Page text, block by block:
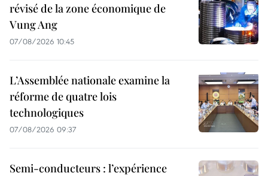
révisé de la zone économique de
Vung Ang
07/08/2026 10:45
L’Assemblée nationale examine la
réforme de quatre lois
technologiques
07/08/2026 09:37
Semi-conducteurs : l’expérience